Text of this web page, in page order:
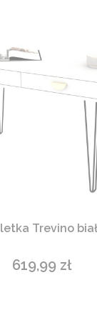
Trevino
Cena
619,99 zł